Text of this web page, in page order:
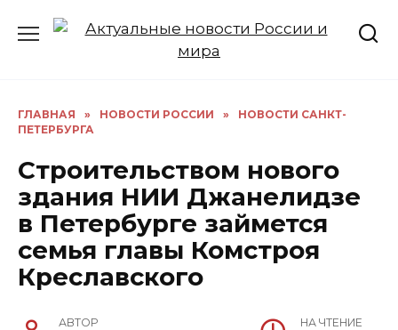
ГЛАВНАЯ » НОВОСТИ РОССИИ »
НОВОСТИ САНКТ-
ПЕТЕРБУРГА
Строительством нового
здания НИИ Джанелидзе
в Петербурге займется
семья главы Комстроя
Креславского
АВТОР НА ЧТЕНИЕ